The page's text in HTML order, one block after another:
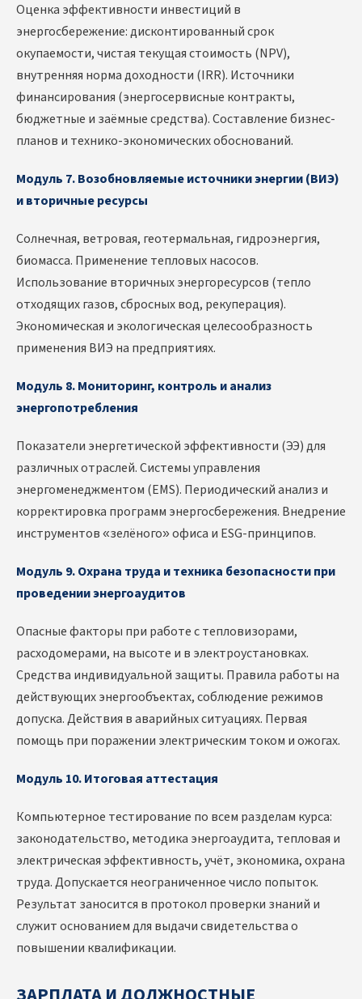
Оценка эффективности инвестиций в
энергосбережение: дисконтированный срок
окупаемости, чистая текущая стоимость (NPV),
внутренняя норма доходности (IRR). Источники
финансирования (энергосервисные контракты,
бюджетные и заёмные средства). Составление бизнес-
планов и технико-экономических обоснований.
Модуль 7. Возобновляемые источники энергии (ВИЭ)
и вторичные ресурсы
Солнечная, ветровая, геотермальная, гидроэнергия,
биомасса. Применение тепловых насосов.
Использование вторичных энергоресурсов (тепло
отходящих газов, сбросных вод, рекуперация).
Экономическая и экологическая целесообразность
применения ВИЭ на предприятиях.
Модуль 8. Мониторинг, контроль и анализ
энергопотребления
Показатели энергетической эффективности (ЭЭ) для
различных отраслей. Системы управления
энергоменеджментом (EMS). Периодический анализ и
корректировка программ энергосбережения. Внедрение
инструментов «зелёного» офиса и ESG-принципов.
Модуль 9. Охрана труда и техника безопасности при
проведении энергоаудитов
Опасные факторы при работе с тепловизорами,
расходомерами, на высоте и в электроустановках.
Средства индивидуальной защиты. Правила работы на
действующих энергообъектах, соблюдение режимов
допуска. Действия в аварийных ситуациях. Первая
помощь при поражении электрическим током и ожогах.
Модуль 10. Итоговая аттестация
Компьютерное тестирование по всем разделам курса:
законодательство, методика энергоаудита, тепловая и
электрическая эффективность, учёт, экономика, охрана
труда. Допускается неограниченное число попыток.
Результат заносится в протокол проверки знаний и
служит основанием для выдачи свидетельства о
повышении квалификации.